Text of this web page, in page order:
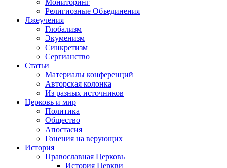
Мониторинг
Религиозные Объединения
Лжеучения
Глобализм
Экуменизм
Синкретизм
Сергианство
Статьи
Материалы конференций
Авторская колонка
Из разных источников
Церковь и мир
Политика
Общество
Апостасия
Гонения на верующих
История
Православная Церковь
История Церкви